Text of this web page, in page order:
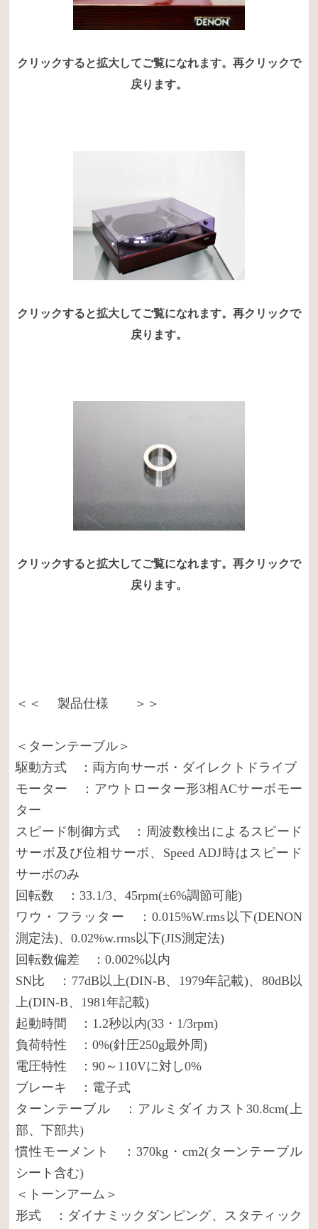
クリックすると拡大してご覧になれます。再クリックで
戻ります。
クリックすると拡大してご覧になれます。再クリックで
戻ります。
クリックすると拡大してご覧になれます。再クリックで
戻ります。
＜＜ 製品仕様 ＞＞
＜ターンテーブル＞
駆動方式 ：両方向サーボ・ダイレクトドライブ
モーター ：アウトローター形3相ACサーボモー
ター
スピード制御方式 ：周波数検出によるスピード
サーボ及び位相サーボ、Speed ADJ時はスピード
サーボのみ
回転数 ：33.1/3、45rpm(±6%調節可能)
ワウ・フラッター ：0.015%W.rms以下(DENON
測定法)、0.02%w.rms以下(JIS測定法)
回転数偏差 ：0.002%以内
SN比 ：77dB以上(DIN-B、1979年記載)、80dB以
上(DIN-B、1981年記載)
起動時間 ：1.2秒以内(33・1/3rpm)
負荷特性 ：0%(針圧250g最外周)
電圧特性 ：90～110Vに対し0%
ブレーキ ：電子式
ターンテーブル ：アルミダイカスト30.8cm(上
部、下部共)
慣性モーメント ：370kg・cm2(ターンテーブル
シート含む)
＜トーンアーム＞
形式 ：ダイナミックダンピング、スタティック